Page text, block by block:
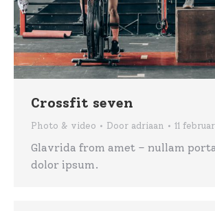
Crossfit seven
Photo & video Door adriaan 11
Glavrida from amet – nullam
dolor ipsum.